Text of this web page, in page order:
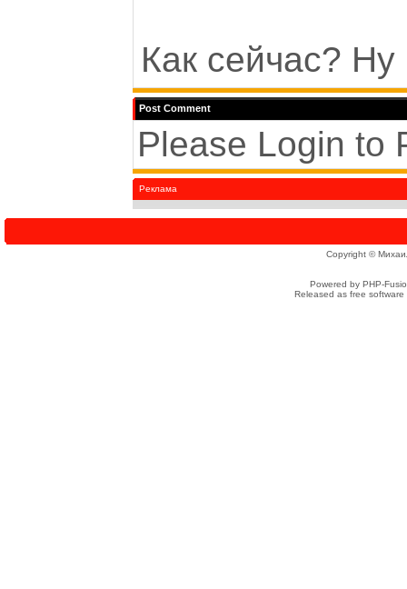
Как сейчас?
Post Comment
Please Login to
Реклама
Copyright ©
Powered by PHP-
Released as free